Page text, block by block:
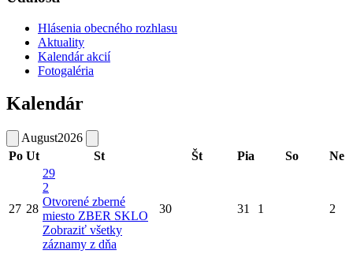
Hlásenia obecného rozhlasu
Aktuality
Kalendár akcií
Fotogaléria
Kalendár
August2026
Po Ut St Št Pia So Ne
27 28
29
2
Otvorené zberné
miesto ZBER SKLO
Zobraziť všetky
záznamy z dňa
30 31 1 2